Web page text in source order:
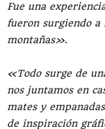
Fue una
fueron surgiendo a
montañas».
«Todo surge de
nos juntamos en
mates y
de inspiración